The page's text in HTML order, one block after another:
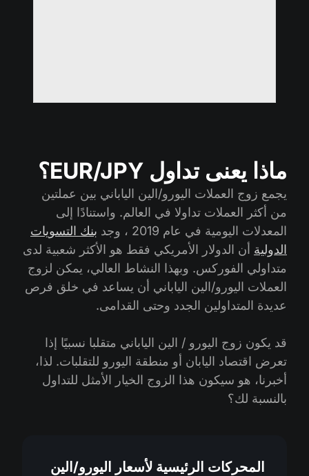
ماذا يعنى تداول EUR/JPY؟
يجمع زوج العملات اليورو/الين الياباني بين عملتين
من أكثر العملات تداولا في العالم. واستنادًا إلى
المعدلات اليومية في عام 2019 ، وجد
بنك التسويات
الدولية أن الدولار الأمريكي فقط هو الأكثر شعبية لدى
متداولي الفوركس. وبهذا النشاط العالي، يمكن لزوج
العملات اليورو/الين الياباني أن يساعد في خلق فرص
عديدة المتداولين الجدد وحتى القدامى.
قد يكون زوج اليورو / الين الياباني متقلبا نسبيًا إذا
تعرض اقتصاد اليابان أو منطقة اليورو للتقلبات. لذا،
أخبرنا، هو سيكون هذا الزوج الخيار الأمثل للتداول
بالنسبة لك؟
المحركات الرئيسية لأسعار اليورو/الين